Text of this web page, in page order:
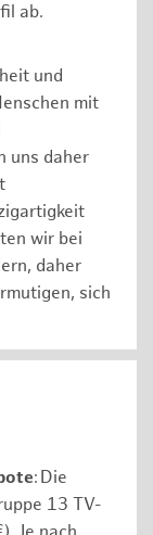
ab.
und
mit
uns daher
wir bei
daher
sich
: Die
13 TV-